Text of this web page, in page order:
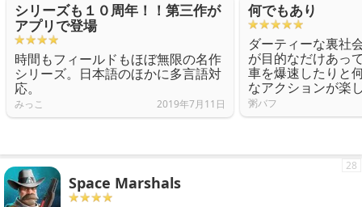
シリーズも１０周年！！第三作が
アプリで登場
時間もフィールドもほぼ無限の名作
シリーズ。日本語のほかに多言語対
応。
みっこ 2019年7月11日
何でもあり
ダーティーな裏社
が目的なだけあっ
車を爆速したりと
なアクションが楽
粥バフ
Space Marshals
28